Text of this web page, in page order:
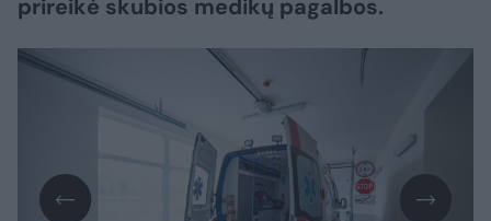
prireikė skubios medikų pagalbos.